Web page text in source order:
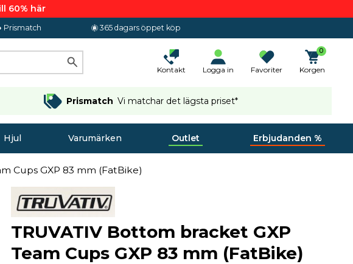
60% här
Prismatch 365 dagars öppet köp
Kontakt Logga in Favoriter
0
Korgen
Prismatch Vi matchar det lägsta priset*
Hjul Varumärken Outlet Erbjudanden %
Cups GXP 83 mm (FatBike)
TRUVATIV Bottom bracket GXP
Team Cups GXP 83 mm (FatBike)